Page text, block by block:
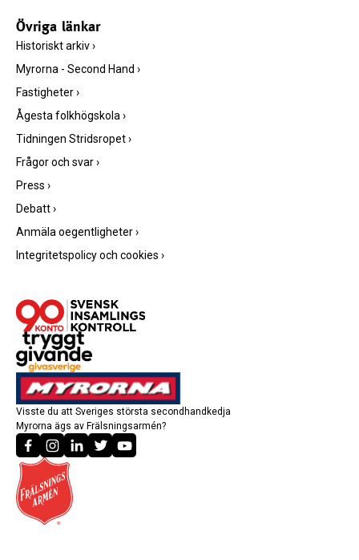
Övriga länkar
Historiskt arkiv›
Myrorna - Second Hand ›
Fastigheter›
Ågesta folkhögskola›
Tidningen Stridsropet›
Frågor och svar›
Press ›
Debatt›
Anmäla oegentligheter›
Integritetspolicy och cookies ›
Visste du att Sveriges största secondhandkedja
Myrorna ägs av Frälsningsarmén?